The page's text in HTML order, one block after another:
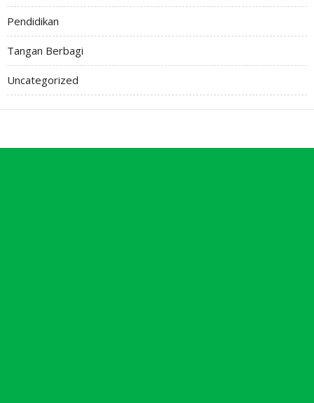
Pendidikan
Tangan Berbagi
Uncategorized